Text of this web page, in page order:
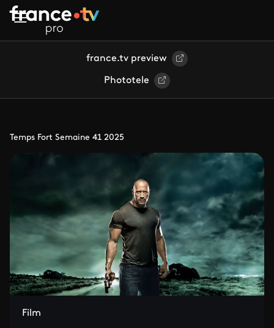
Aller au contenu principal
france.tv preview
Phototele
Temps Fort Semaine 41 2025
Film